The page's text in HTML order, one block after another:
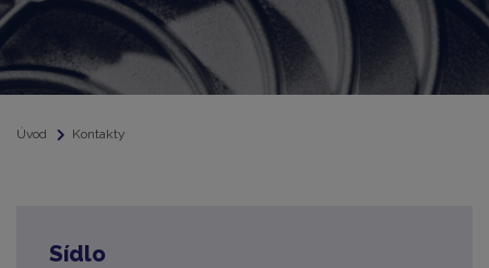
Úvod Kontakty
Sídlo